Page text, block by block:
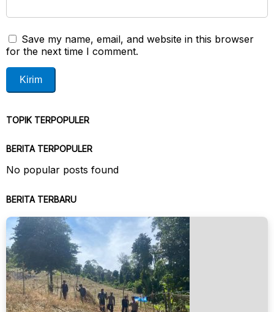
Save my name, email, and website in this browser
for the next time I comment.
TOPIK TERPOPULER
BERITA TERPOPULER
No popular posts found
BERITA TERBARU